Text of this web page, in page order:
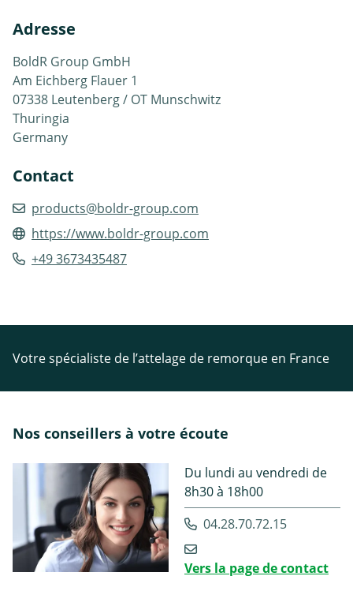
Adresse
BoldR Group GmbH
Am Eichberg Flauer 1
07338 Leutenberg / OT Munschwitz
Thuringia
Germany
Contact
products@boldr-group.com
https://www.boldr-group.com
+49 3673435487
Votre spécialiste de l’attelage de remorque en France
Nos conseillers à votre écoute
Du lundi au vendredi de
8h30 à 18h00
04.28.70.72.15
Vers la page de contact